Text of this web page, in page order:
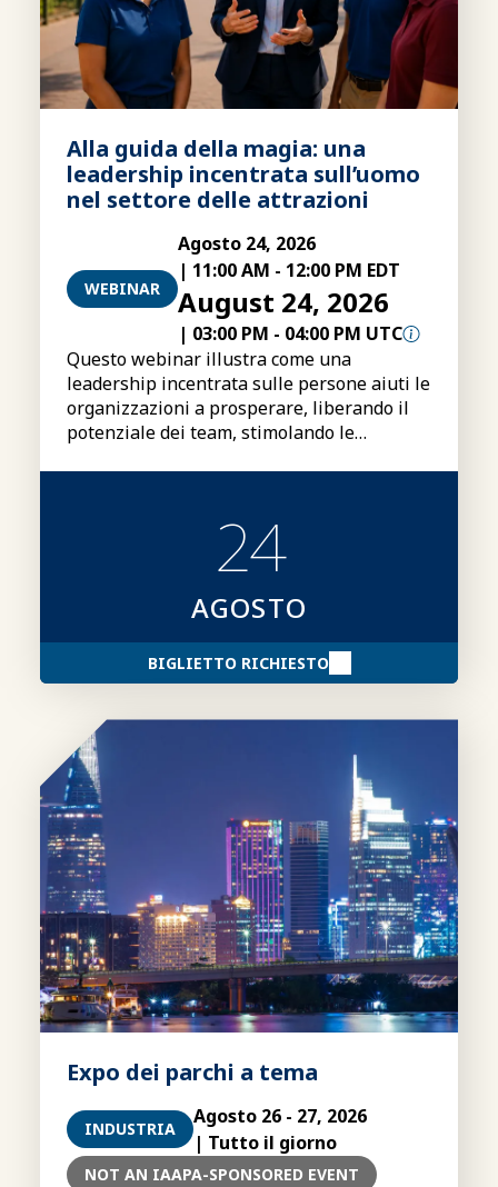
Alla guida della magia: una
leadership incentrata sull’uomo
nel settore delle attrazioni
WEBINAR
Agosto 24, 2026
| 11:00 AM - 12:00 PM EDT
August 24, 2026
| 03:00 PM - 04:00 PM UTC
Questo webinar illustra come una
leadership incentrata sulle persone aiuti le
organizzazioni a prosperare, liberando il
potenziale dei team, stimolando le
24
AGOSTO
BIGLIETTO RICHIESTO
Expo dei parchi a tema
INDUSTRIA
Agosto 26 - 27, 2026
| Tutto il giorno
NOT AN IAAPA-SPONSORED EVENT